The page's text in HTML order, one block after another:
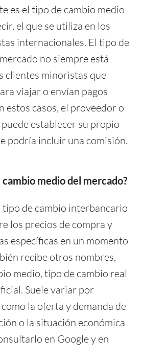
es el tipo de cambio medio
el que se utiliza en los
internacionales. El tipo de
no siempre está
clientes minoristas que
viajar o envían pagos
estos casos, el proveedor o
establecer su propio
podría incluir una comisión.
cambio medio del mercado?
tipo de cambio interbancario
los precios de compra y
específicas en un momento
recibe otros nombres,
medio, tipo de cambio real
Suele variar por
la oferta y demanda de
o la situación económica
en Google y en